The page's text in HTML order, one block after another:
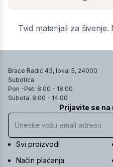
Tvid materijali za
Braće Radić 43, lokal 5, 24000
Subotica
Pon -Pet: 8:00 - 18:00
Subota: 9:00 - 14:00
Prijavite se
Svi proizvodi
Način plaćanja